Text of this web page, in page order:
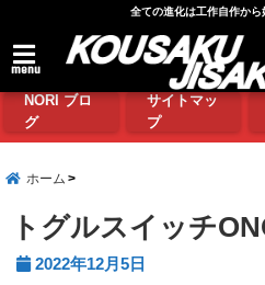
全ての進化は工作自作か
menu
NORI ブロ
グ
サイトマッ
プ
ホーム
トグルスイッチ
2022年12月5日